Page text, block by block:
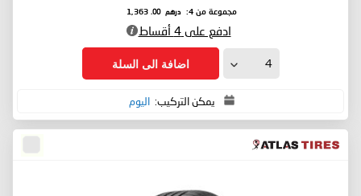
مجموعة من 4: درهم 1,363
.00
ادفع على 4 أقساط
اضافة الى السلة
يمكن التركيب: اليوم